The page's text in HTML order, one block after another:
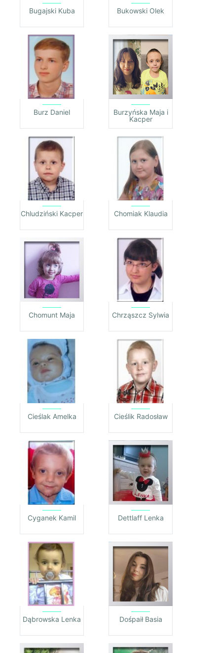
Bugajski Kuba Bukowski Olek
Burz Daniel
Burzyńska Maja i
Kacper
Chludziński Kacper Chomiak Klaudia
Chomunt Maja Chrząszcz Sylwia
Cieślak Amelka Cieślik Radosław
Cyganek Kamil Dettlaff Lenka
Dąbrowska Lenka Dośpaił Basia